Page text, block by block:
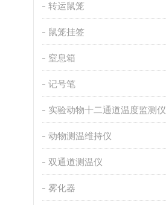
转运鼠笼
鼠笼挂签
窒息箱
记号笔
实验动物十二通道温度监测仪
动物测温维持仪
双通道测温仪
雾化器